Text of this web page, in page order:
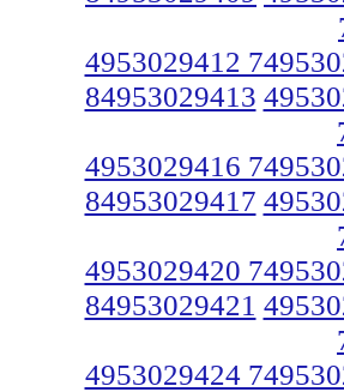
4953029412
84953029413
4953029416
84953029417
4953029420
84953029421
4953029424